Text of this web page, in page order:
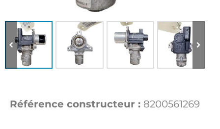
Référence constructeur : 8200561269